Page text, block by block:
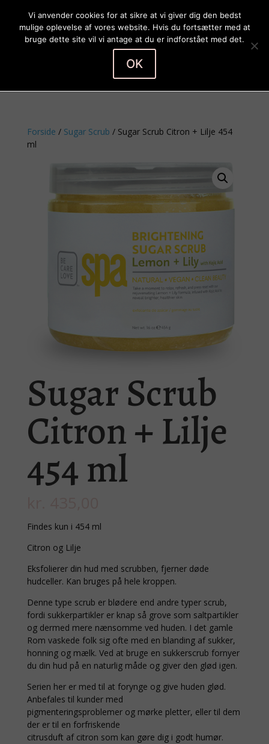
Forside / Sugar Scrub / Sugar Scrub Citron + Lilje 454
ml
Sugar Scrub
Citron + Lilje
454 ml
Findes kun i 454 ml
Citron og Lilje
Eksfolierer din hud med scrubben, fjerner døde
hudceller. Kan bruges på hele kroppen.
Denne type scrub er blødere end andre typer scrub,
fordi sukkerpartikler er knap så grove som saltpartikler
og dermed mere nænsomme ved huden. I det gamle
Rom vaskede folk sig ofte med en blanding af sukker,
honning og mælk. Ved at bruge en sukkerscrub fornyer
du din hud på en naturlig måde og giver den glød igen.
Serien her er med til at forynge og give huden glød.
Anbefales til kunder med
pigmenteringsproblemer og mørke pletter, eller til dem
der er til en forfriskende
citrusduft af citron som kan gøre dig i godt humør.
Vi anvender cookies for at sikre at vi giver dig den bedst
mulige oplevelse af vores website. Hvis du fortsætter med at
bruge dette site vil vi antage at du er indforstået med det.
OK